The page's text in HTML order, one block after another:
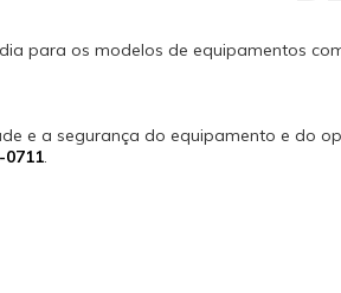
para os modelos de equipamentos
e a segurança do equipamento e do
0711.